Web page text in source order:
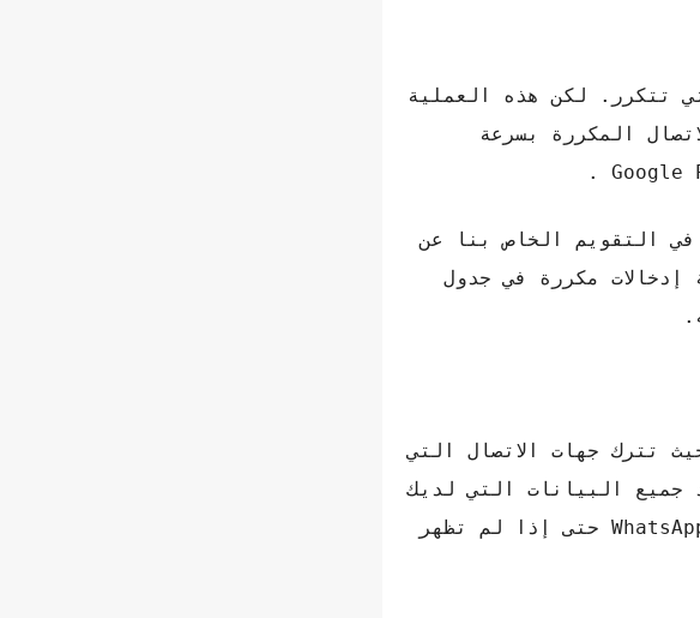
تتكرر. لكن هذه العملية
المكررة بسرعة
في التقويم الخاص بنا عن
مكررة في جدول
تترك جهات الاتصال التي
جميع البيانات التي لديك
من نفس جهة الاتصال. وبالمثل ، يمكنك رؤية جميع جهات الاتصال التي لديك على WhatsApp حتى إذا لم تظهر